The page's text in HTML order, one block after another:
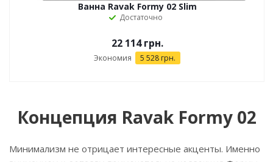
Ванна Ravak Formy 02 Slim
Достаточно
22 114 грн.
Экономия 5 528 грн.
Концепция Ravak Formy 02
Минимализм не отрицает интересные акценты. Именно